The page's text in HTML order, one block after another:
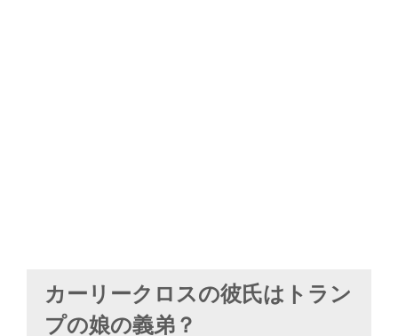
カーリークロスの彼氏はトラン
プの娘の義弟？